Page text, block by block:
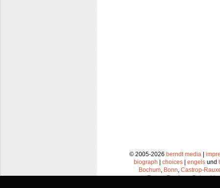
© 2005-2026 berndt media|
biograph
choices engels und
Bochum, Bonn, Castrop-
Essen,Frechen,